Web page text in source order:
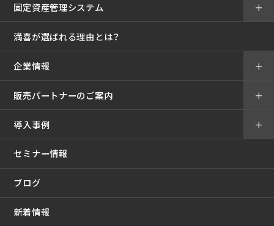
固定資産管理システム ＋
満喜が選ばれる理由とは？
企業情報 ＋
販売パートナーのご案内 ＋
導入事例
セミナー情報
＋
ブログ
新着情報